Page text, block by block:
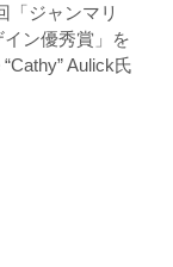
「ジャンマリ
ン優秀賞」を
Aulick氏